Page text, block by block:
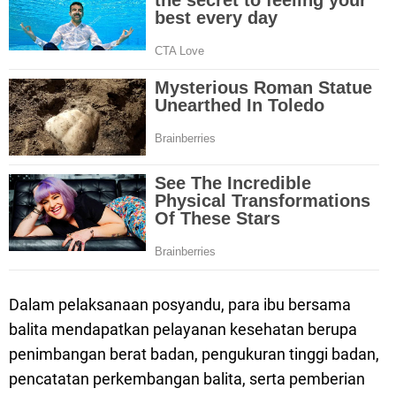
Dalam pelaksanaan posyandu, para ibu bersama
balita mendapatkan pelayanan kesehatan berupa
penimbangan berat badan, pengukuran tinggi badan,
pencatatan perkembangan balita, serta pemberian